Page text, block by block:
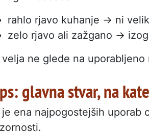
rahlo rjavo kuhanje → ni
zelo rjavo ali zažgano →
velja ne glede na
glavna stvar, na
je ena najpogostejših uporab